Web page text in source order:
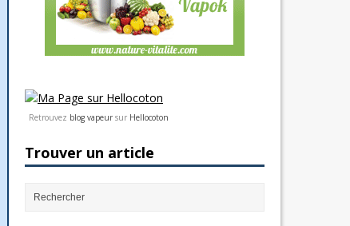
Retrouvez blog vapeur sur Hellocoton
Trouver un article